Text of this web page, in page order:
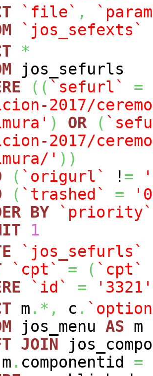
`file` ,
`jos_sefexts`
*
jos_sefurls
( ( `sefurl` =
2017/
) OR (
2017/
' ) )
( `origurl` ! =
( `trashed` =
BY
`priority`
1
`jos_sefurls`
`cpt` = ( `cpt`
`id` =
'3321'
m .*, c .
jos_menu AS m
JOIN
m . componentid =